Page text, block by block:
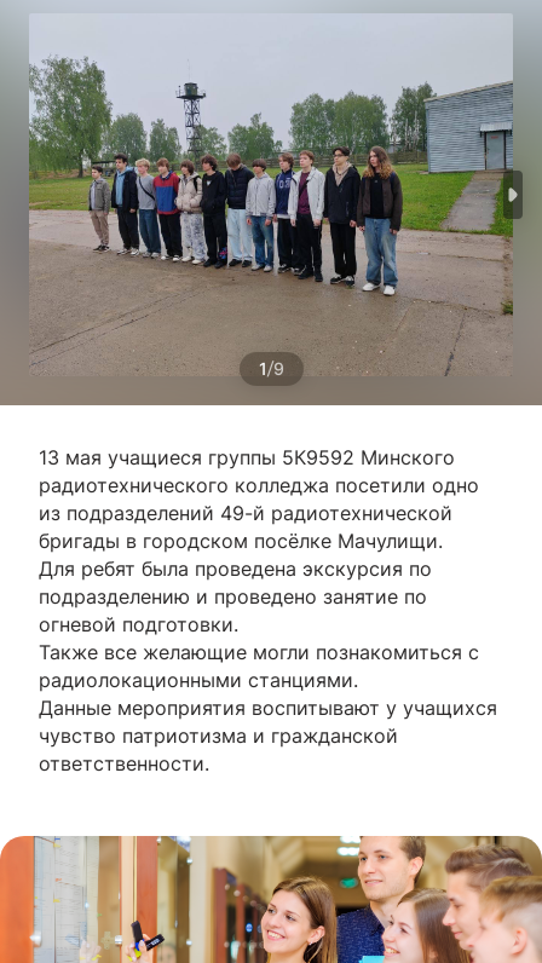
1/9
13 мая учащиеся группы 5К9592 Минского
радиотехнического колледжа посетили одно
из подразделений 49-й радиотехнической
бригады в городском посёлке Мачулищи.
Для ребят была проведена экскурсия по
подразделению и проведено занятие по
огневой подготовки.
Также все желающие могли познакомиться с
радиолокационными станциями.
Данные мероприятия воспитывают у учащихся
чувство патриотизма и гражданской
ответственности.